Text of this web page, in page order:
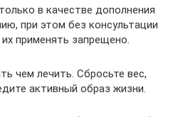
в качестве дополнения
при этом без консультации
применять запрещено.
чем лечить. Сбросьте вес,
активный образ жизни.